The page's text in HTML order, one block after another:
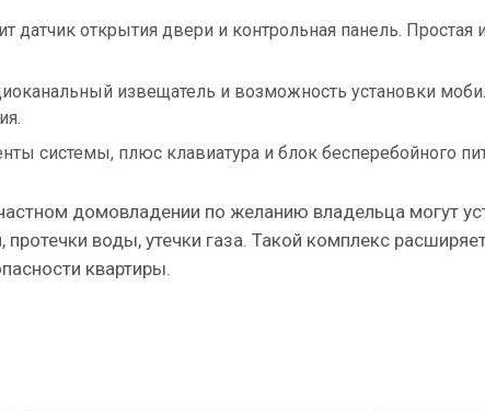
датчик открытия двери и контрольная панель. Простая
извещатель и возможность установки
системы, плюс клавиатура и блок бесперебойного
домовладении по желанию владельца могут
воды, утечки газа. Такой комплекс
квартиры.